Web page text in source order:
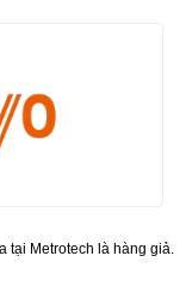
tại Metrotech là hàng giả.